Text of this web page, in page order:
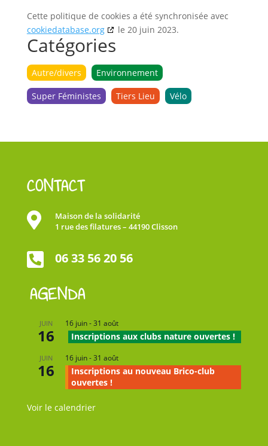
Cette politique de cookies a été synchronisée avec
cookiedatabase.org
le 20 juin 2023.
Catégories
Autre/divers Environnement
Super Féministes Tiers Lieu Vélo
CONTACT

Maison de la solidarité
1 rue des filatures – 44190 Clisson
 06 33 56 20 56
AGENDA
JUIN
16
16 juin-31 août
Inscriptions aux clubs nature ouvertes !
JUIN
16
16 juin-31 août
Inscriptions au nouveau Brico-club
ouvertes !
Voir le calendrier